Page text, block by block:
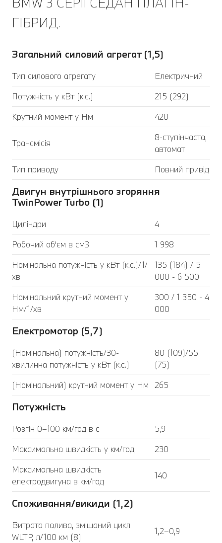
ГІБРИД.
Загальний силовий агрегат (1,5)
Тип силового агрегату
Електричний
Потужність у кВт (к.с.)
215 (292)
Крутний момент у Нм
420
Трансмісія
8-ступінчаста,
автомат
Тип приводу
Повний привід
Двигун внутрішнього згоряння
TwinPower Turbo (1)
Циліндри
4
Робочий об'єм в см3
1 998
Номінальна потужність у кВт (к.с.)/1/
хв
135 (184) / 5
000 - 6 500
Номінальний крутний момент у
Нм/1/хв
300 / 1 350 - 4
000
Електромотор (5,7)
(Номінальна) потужність/30-
хвилинна потужність у кВт (к.с.)
80 (109)/55
(75)
(Номінальний) крутний момент у Нм
265
Потужність
Розгін 0–100 км/год в с
5,9
Максимальна швидкість у км/год
230
Максимальна швидкість
електродвигуна в км/год
140
Споживання/викиди (1,2)
Витрата палива, змішаний цикл
WLTP, л/100 км (8)
1,2–0,9